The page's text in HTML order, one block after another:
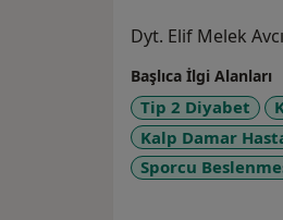
Dyt. Elif Melek
Başlıca İlgi Alanları
Tip 2 Diyabet
Kalp Damar
Sporcu